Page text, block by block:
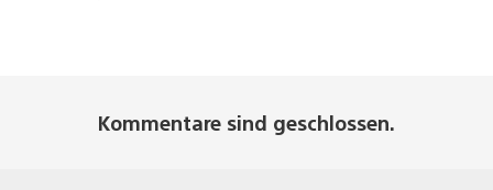
Kommentare sind geschlossen.